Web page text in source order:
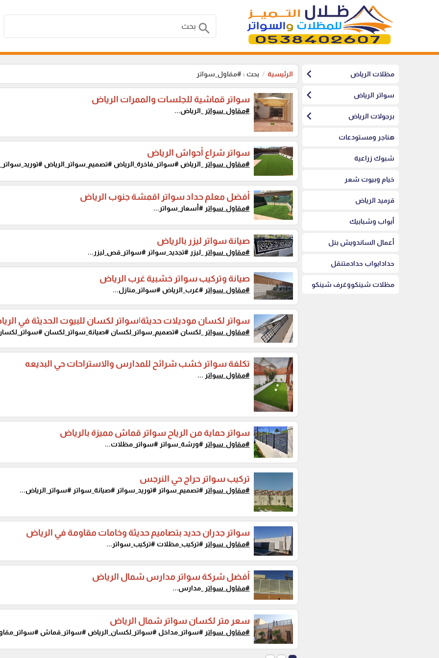
search
مظلات الرياض chevron_left
سواتر الرياض chevron_left
برجولات الرياض chevron_left
هناجر ومستودعات
شبوك زراعية
خيام وبيوت شعر
قرميد الرياض
أبواب وشبابيك
أعمال الساندويش بنل
حدادابواب حدادمتنقل
مظلات شينكووغرف شينكو
الرئيسية بحث : #مقاول_سواتر
سواتر قماشية للجلسات والممرات الرياض
#مقاول_سواتر _الرياض...
سواتر شراع أحواش الرياض
#مقاول_سواتر _الرياض #سواتر_فاخرة_الرياض #تصميم_سواتر_الرياض
أفضل معلم حداد سواتر اقمشة جنوب الرياض
#مقاول_سواتر #أسعار_سواتر...
صيانة سواتر ليزر بالرياض
#مقاول_سواتر _ليزر #تجديد_سواتر #سواتر_قص_ليزر...
صيانة وتركيب سواتر خشبية غرب الرياض
#مقاول_سواتر #غرب_الرياض #سواتر_منازل...
سواتر لكسان موديلات حديثة|سواتر لكسان للبيوت الحديثة في
#مقاول_سواتر _لكسان #تصميم_سواتر_لكسان #صيانة_سواتر_لكسان
تكلفة سواتر خشب شرائح للمدارس والاستراحات حي البديعه
#مقاول_سواتر ...
سواتر حماية من الرياح سواتر قماش مميزة بالرياض
#مقاول_سواتر #ورشة_سواتر #سواتر_مظلات...
تركيب سواتر حراج حي النرجس
#مقاول_سواتر #تصميم_سواتر #توريد_سواتر #صيانة_سواتر #سواتر_الرياض...
سواتر جدران حديد بتصاميم حديثة وخامات مقاومة في الرياض
#مقاول_سواتر #تركيب_مظلات #تركيب_سواتر...
أفضل شركة سواتر مدارس شمال الرياض
#مقاول_سواتر _مدارس...
سعر متر لكسان سواتر شمال الرياض
#مقاول_سواتر #سواتر_مداخل #سواتر_لكسان_الرياض #سواتر_قماش